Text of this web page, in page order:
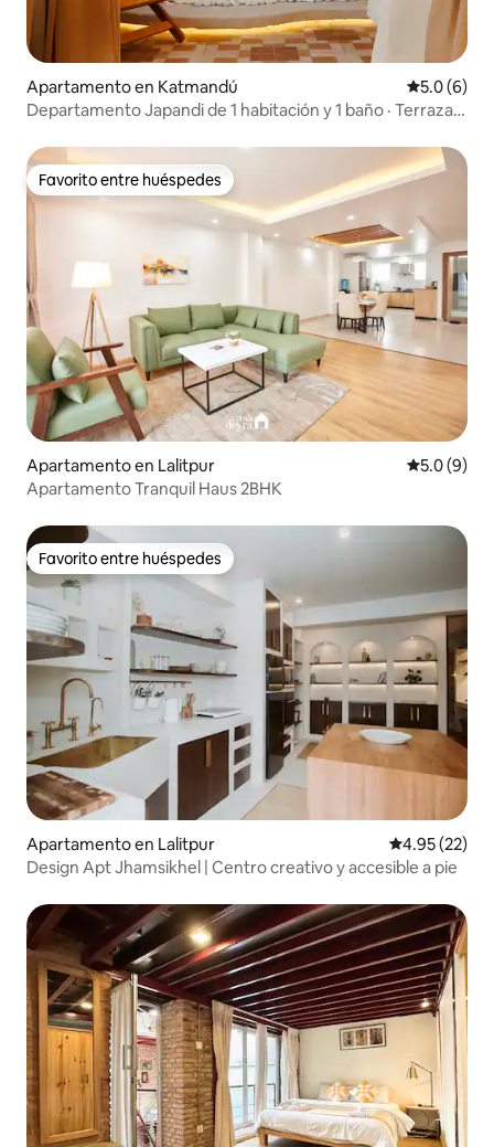
Apartamento en Katmandú
5.0 (6)
Departamento Japandi de 1 habitación y 1 baño · Terraza,
Favorito entre huéspedes
Favorito entre huéspedes
Apartamento en Lalitpur
5.0 (9)
Apartamento Tranquil Haus 2BHK
Favorito entre huéspedes
Favorito entre huéspedes
Apartamento en Lalitpur Calificación
4.95 (22)
Design Apt Jhamsikhel | Centro creativo y accesible a pie